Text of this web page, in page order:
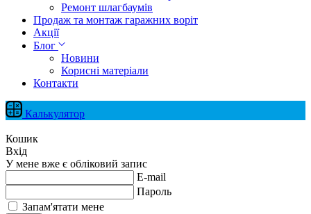
Ремонт шлагбаумів
Продаж та монтаж гаражних воріт
Акції
Блог
Новини
Корисні матеріали
Контакти
Калькулятор
Кошик
Вхід
У мене вже є обліковий запис
E-mail
Пароль
Запам'ятати мене